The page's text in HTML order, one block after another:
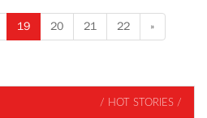
19 20 21 22 »
/ HOT STORIES /